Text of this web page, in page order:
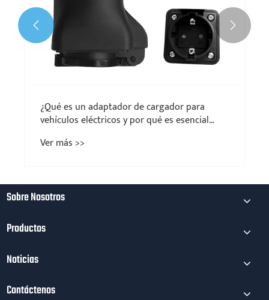
¿Qué es un adaptador de cargador para
vehículos eléctricos y por qué es esencial
Ver más >>
 
Sobre Nosotros
Productos
Noticias
Contáctenos